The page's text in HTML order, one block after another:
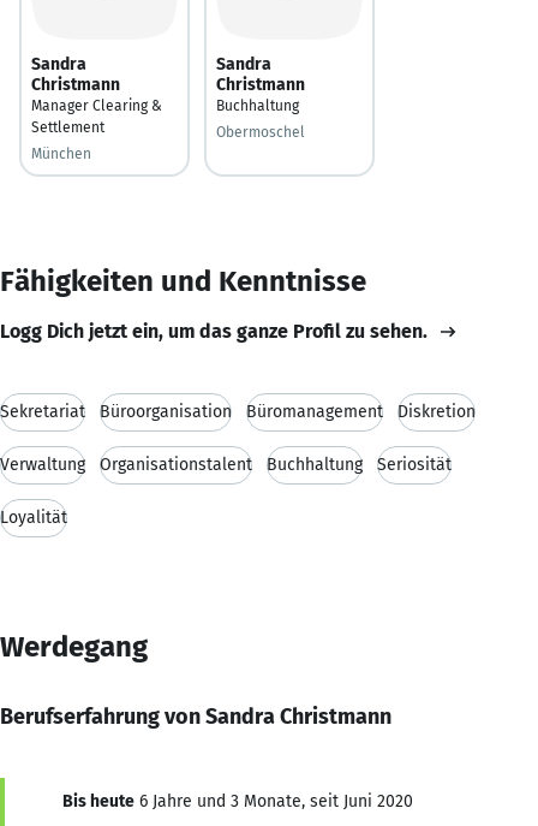
Sandra
Christmann
Manager Clearing &
Settlement
München
Sandra
Christmann
Buchhaltung
Obermoschel
Fähigkeiten und Kenntnisse
Logg Dich jetzt ein, um das ganze Profil zu sehen.
Sekretariat Büroorganisation Büromanagement Diskretion
Verwaltung Organisationstalent Buchhaltung Seriosität
Loyalität
Werdegang
Berufserfahrung von Sandra Christmann
Bis heute 6 Jahre und 3 Monate, seit Juni 2020